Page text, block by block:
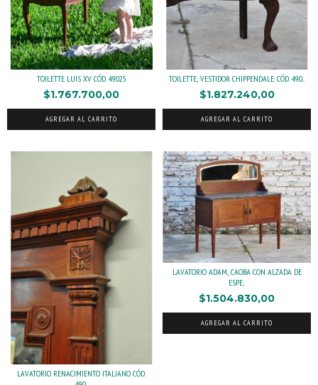
TOILETTE LUIS XV CÓD. 49025
$1.767.700,00
AGREGAR AL CARRITO
TOILETTE, VESTIDOR CHIPPENDALE. CÓD. 490...
$1.827.240,00
AGREGAR AL CARRITO
LAVATORIO RENACIMIENTO ITALIANO CÓD.
LAVATORIO ADAM, CAOBA CON ALZADA DE
ESPE...
$1.504.830,00